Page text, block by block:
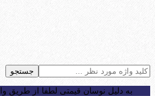
جستجو
به دلیل نوسان قیمتی لطفا از طریق